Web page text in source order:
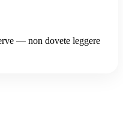
— non dovete leggere